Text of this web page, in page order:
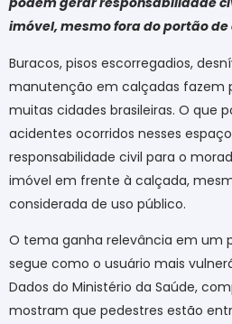
imóvel, mesmo fora do portão de
Buracos, pisos escorregadios,
manutenção em calçadas fazem
muitas cidades brasileiras. O que
acidentes ocorridos nesses
responsabilidade civil para o
imóvel em frente à calçada,
considerada de uso público.
O tema ganha relevância em um
segue como o usuário mais
Dados do Ministério da Saúde,
mostram que pedestres estão